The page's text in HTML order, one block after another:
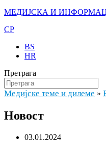
МЕДИЈСКА И
CP
BS
HR
Претрага
Медијске теме и дилеме »
Новост
03.01.2024